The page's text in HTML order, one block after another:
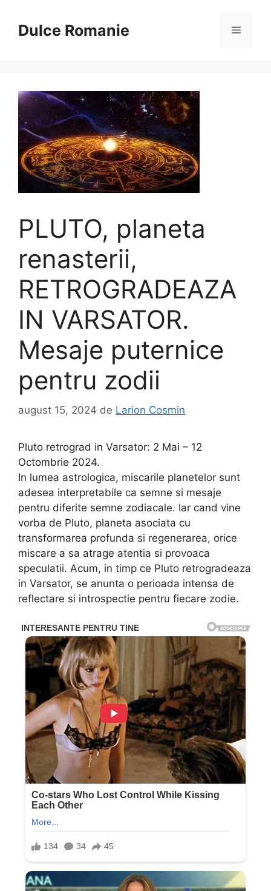
conținutDulce Romanie Meniu
PLUTO, planeta
renasterii,
RETROGRADEAZA
IN VARSATOR.
Mesaje puternice
pentru zodii
august 15, 2024 de Larion Cosmin
Pluto retrograd in Varsator: 2 Mai – 12
Octombrie 2024.
In lumea astrologica, miscarile planetelor sunt
adesea interpretabile ca semne si mesaje
pentru diferite semne zodiacale. Iar cand vine
vorba de Pluto, planeta asociata cu
transformarea profunda si regenerarea, orice
miscare a sa atrage atentia si provoaca
speculatii. Acum, in timp ce Pluto retrogradeaza
in Varsator, se anunta o perioada intensa de
reflectare si introspectie pentru fiecare zodie.